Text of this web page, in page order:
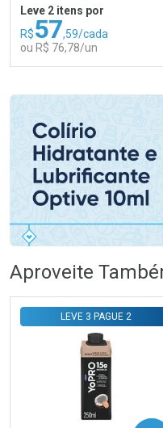
Leve 2 itens por
R$57,59/cada
ou R$ 76,78/un
Comprar sem Desconto
Por R$ 76,78/cada
Comprar sem Desconto
Por R$ 76,78/cada
Aproveite
LEVE 3 PAGUE 2